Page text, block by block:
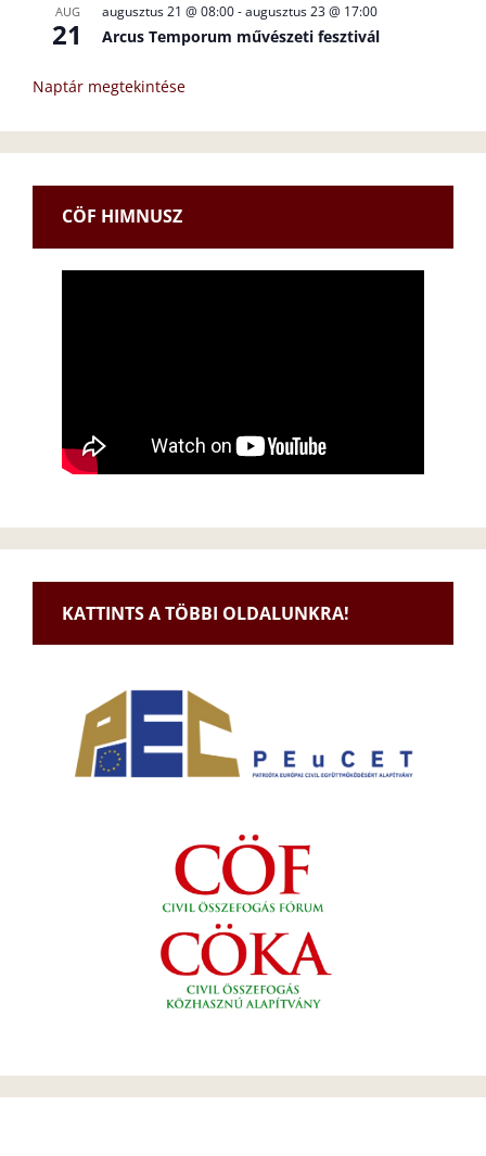
AUG
21
augusztus 21 @ 08:00-augusztus 23 @ 17:00
Arcus Temporum művészeti fesztivál
Naptár megtekintése
CÖF HIMNUSZ
KATTINTS A TÖBBI OLDALUNKRA!